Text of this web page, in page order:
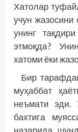
Хатолар
учун
унинг
этмоқда?
хатоми ёки
Бир
муҳаббат
неъмати эди.
бахтига